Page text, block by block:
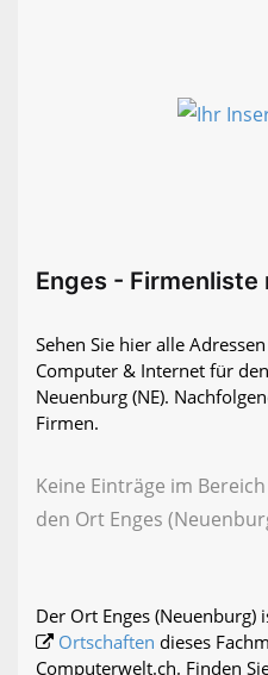
Enges -
Sehen Sie hier alle
Computer & Internet für
Neuenburg (NE).
Firmen.
Keine Einträge im
den Ort Enges
Der Ort Enges
Ortschaften dieses
Computerwelt.ch. Finden